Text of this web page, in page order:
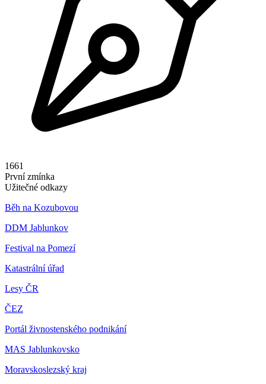
1661
První zmínka
Užitečné odkazy
Běh na Kozubovou
DDM Jablunkov
Festival na Pomezí
Katastrální úřad
Lesy ČR
ČEZ
Portál živnostenského podnikání
MAS Jablunkovsko
Moravskoslezský kraj